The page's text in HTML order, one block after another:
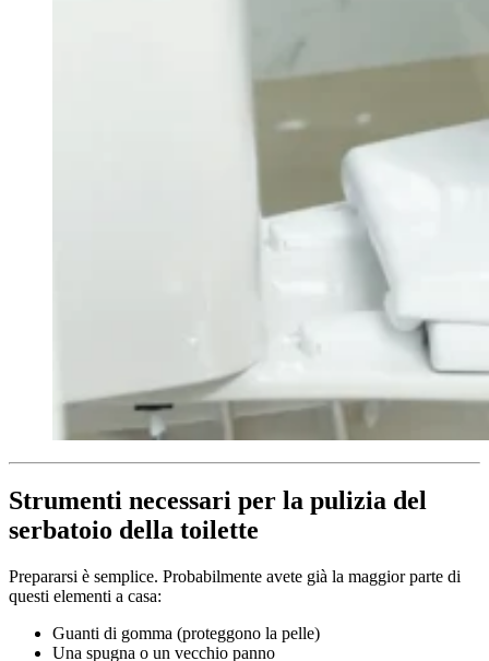
Strumenti necessari per la pulizia del
serbatoio della toilette
Prepararsi è semplice. Probabilmente avete già la maggior parte di
questi elementi a casa:
Guanti di gomma (proteggono la pelle)
Una spugna o un vecchio panno